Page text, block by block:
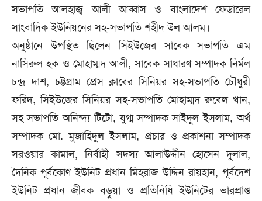
সভাপতি আলহাজ্ব আলী আব্বাস ও বাংলাদেশ ফেডারেল
সাংবাদিক ইউনিয়নের সহ-সভাপতি শহীদ উল আলম।
অনুষ্ঠানে উপস্থিত ছিলেন সিইউজের সাবেক সভাপতি এম
নাসিরুল হক ও মোহাম্মদ আলী, সাবেক সাধারণ সম্পাদক নির্মল
চন্দ্র দাশ, চট্টগ্রাম প্রেস ক্লাবের সিনিয়র সহ-সভাপতি চৌধুরী
ফরিদ, সিইউজের সিনিয়র সহ-সভাপতি মোহাম্মদ রুবেল খান,
সহ-সভাপতি অনিন্দ্য টিটো, যুগ্ম-সম্পাদক সাইদুল ইসলাম, অর্থ
সম্পাদক মো. মুজাহিদুল ইসলাম, প্রচার ও প্রকাশনা সম্পাদক
সরওয়ার কামাল, নির্বাহী সদস্য আলাউদ্দীন হোসেন দুলাল,
দৈনিক পূর্বকোণ ইউনিট প্রধান মিহরাজ উদ্দিন রায়হান, পূর্বদেশ
ইউনিট প্রধান জীবক বড়ুয়া ও প্রতিনিধি ইউনিটের ভারপ্রাপ্ত